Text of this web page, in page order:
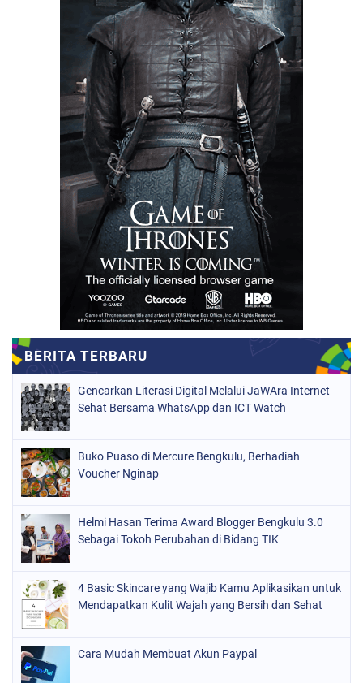
Gencarkan Literasi Digital Melalui JaWAra Internet
Sehat Bersama WhatsApp dan ICT Watch
Buko Puaso di Mercure Bengkulu, Berhadiah
Voucher Nginap
Helmi Hasan Terima Award Blogger Bengkulu 3.0
Sebagai Tokoh Perubahan di Bidang TIK
4 Basic Skincare yang Wajib Kamu Aplikasikan untuk
Mendapatkan Kulit Wajah yang Bersih dan Sehat
Cara Mudah Membuat Akun Paypal